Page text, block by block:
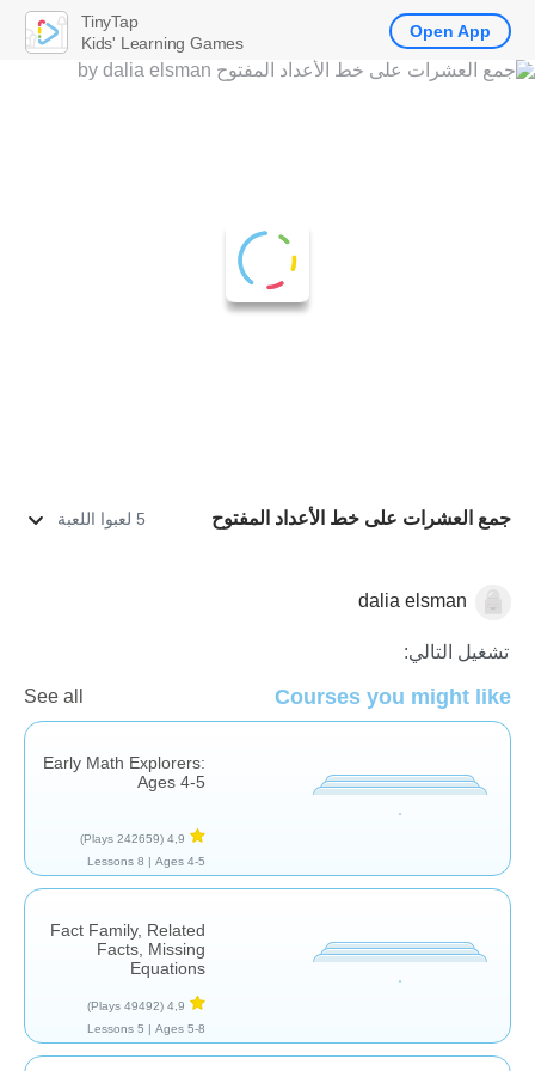
جمع العشرات على خط الأعداد المفتوح 5 لعبوا اللعبة
الجمع dalia elsman
تشغيل التالي:
Courses you might like
See all
Early Math Explorers:
Ages 4-5
4,9
(242659 Plays)
Ages 4-5 |
8 Lessons
Fact Family, Related
Facts, Missing
Equations
4,9
(49492 Plays)
Ages 5-8 |
5 Lessons
TinyTap
Kids' Learning Games
Open App